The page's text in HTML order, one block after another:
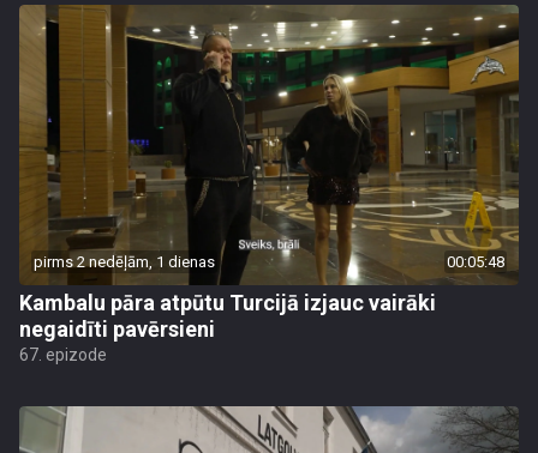
pirms 2 nedēļām, 1 dienas 00:05:48
Kambalu pāra atpūtu Turcijā izjauc vairāki
negaidīti pavērsieni
67. epizode